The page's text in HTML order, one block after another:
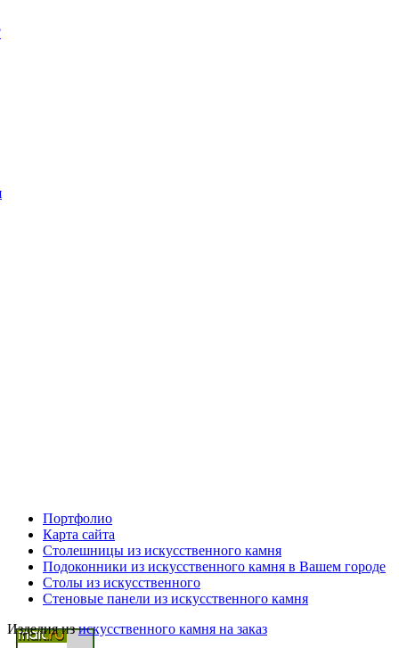
Портфолио
Карта сайта
Столешницы из искусственного камня
Подоконники из искусственного камня в Вашем городе
Столы из искусственного
Стеновые панели из искусственного камня
Изделия изискусственного камня на заказ